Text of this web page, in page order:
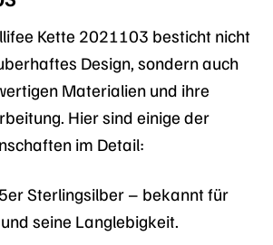
Kette 2021103 besticht nicht
Design, sondern auch
Materialien und ihre
Hier sind einige der
im Detail:
Sterlingsilber – bekannt für
seine Langlebigkeit.